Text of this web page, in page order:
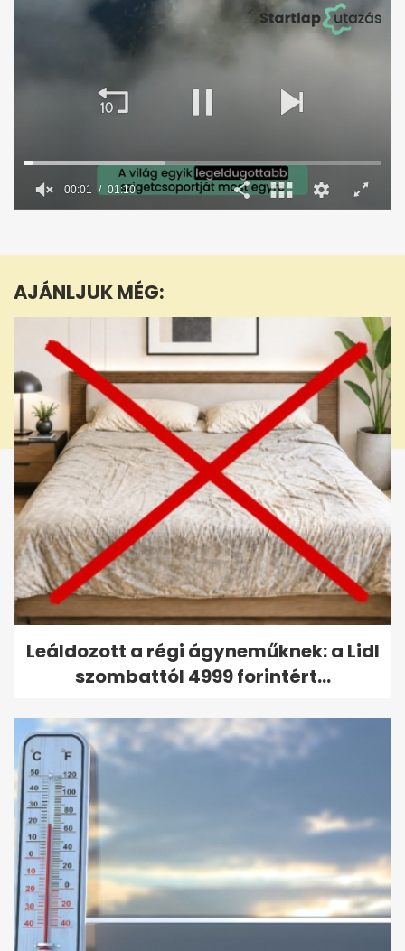
1
10
seconds
00:02 01:10
AJÁNLJUK MÉG:
Leáldozott a régi ágyneműknek: a Lidl
szombattól 4999 forintért...